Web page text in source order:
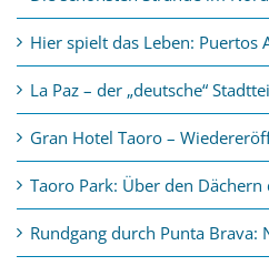
Hier spielt das Leben: Puertos
La Paz – der „deutsche“
Gran Hotel Taoro –
Taoro Park: Über den Dächern
Rundgang durch Punta Brava: